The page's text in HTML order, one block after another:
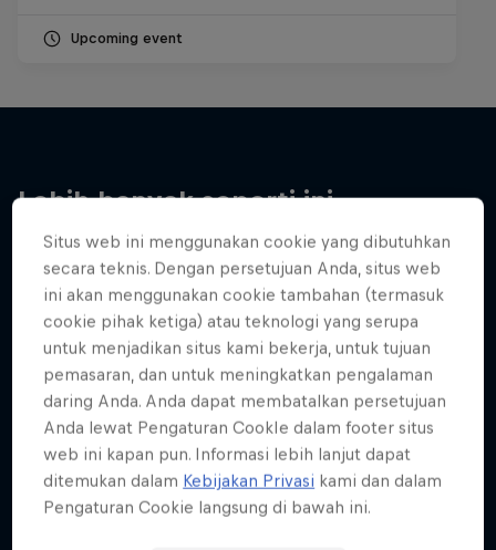
Upcoming event
Lebih banyak seperti ini
Situs web ini menggunakan cookie yang dibutuhkan
secara teknis. Dengan persetujuan Anda, situs web
ini akan menggunakan cookie tambahan (termasuk
cookie pihak ketiga) atau teknologi yang serupa
untuk menjadikan situs kami bekerja, untuk tujuan
pemasaran, dan untuk meningkatkan pengalaman
daring Anda. Anda dapat membatalkan persetujuan
Anda lewat Pengaturan CookIe dalam footer situs
web ini kapan pun. Informasi lebih lanjut dapat
ditemukan dalam Kebijakan Privasi kami dan dalam
Pengaturan Cookie langsung di bawah ini.